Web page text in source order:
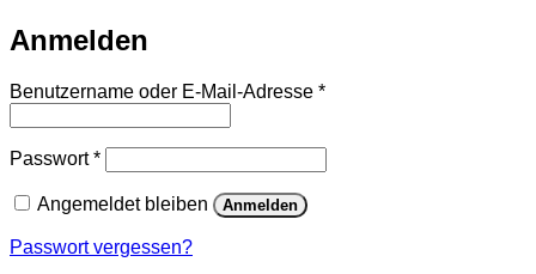
Anmelden
Benutzername oder E-Mail-Adresse *Erforderlich
Passwort*Erforderlich
Angemeldet bleiben Anmelden
Passwort vergessen?